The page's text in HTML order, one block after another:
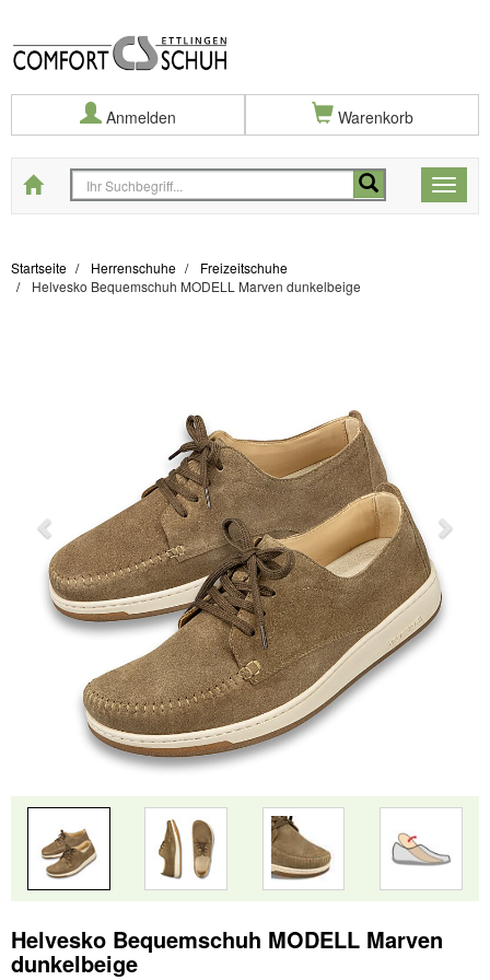
Anmelden Warenkorb
Toggle
Startseite
Startseite Herrenschuhe
Freizeitschuhe
Helvesko Bequemschuh MODELL Marven dunkelbeige
Helvesko Bequemschuh MODELL Marven
dunkelbeige